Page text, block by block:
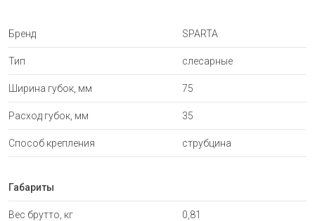
Бренд SPARTA
Тип слесарные
Ширина губок, мм 75
Расход губок, мм 35
Способ крепления струбцина
Габариты
Вес брутто, кг 0,81